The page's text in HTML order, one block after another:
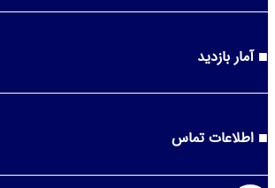
آمار بازدید
اطلاعات تماس